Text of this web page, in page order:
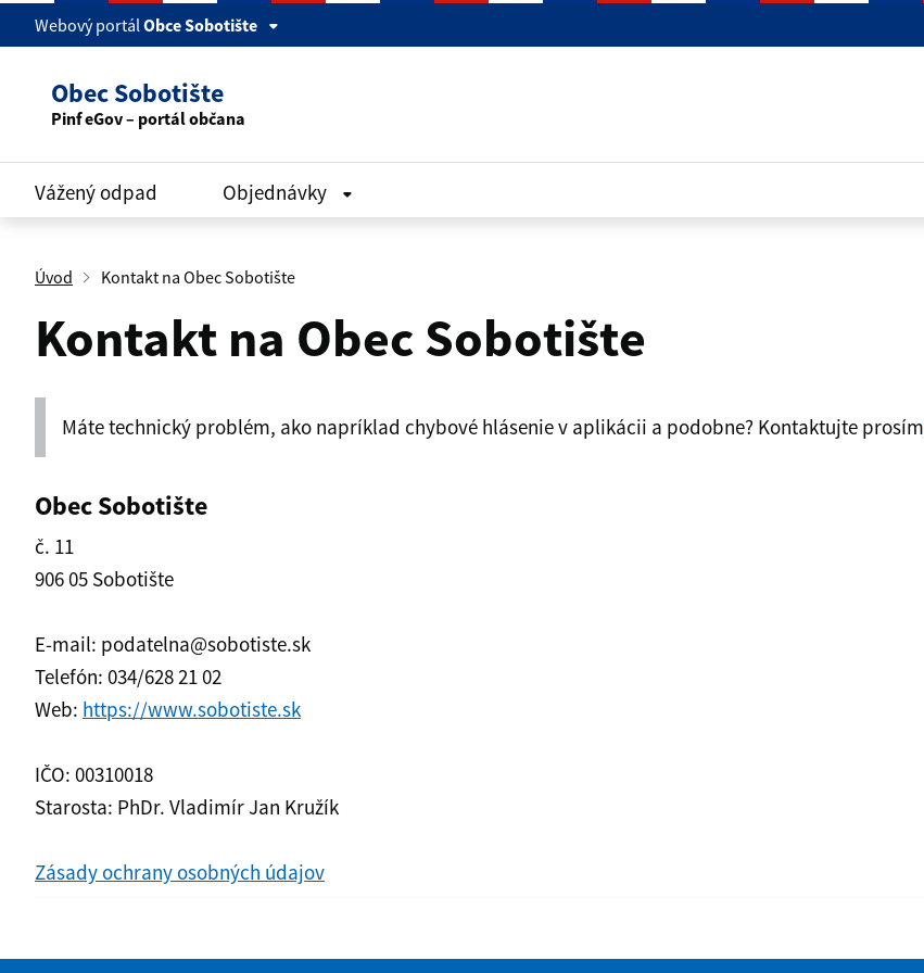
Webový portálObce Sobotište
Obec Sobotište
Pinf eGov – portál občana
Vážený odpad Objednávky
Úvod Kontakt na Obec Sobotište
Kontakt na Obec Sobotište
Máte technický problém, ako napríklad chybové hlásenie v aplikácii a podobne? Kontaktujte prosím
Obec Sobotište
č. 11
906 05 Sobotište
E-mail: podatelna@sobotiste.sk
Telefón: 034/628 21 02
Web: https://www.sobotiste.sk
IČO: 00310018
Starosta: PhDr. Vladimír Jan Kružík
Zásady ochrany osobných údajov